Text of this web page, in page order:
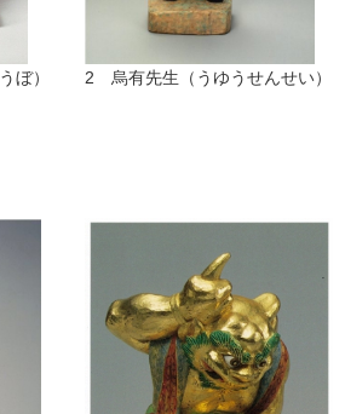
ぼ） 2 烏有先生（うゆうせんせい）